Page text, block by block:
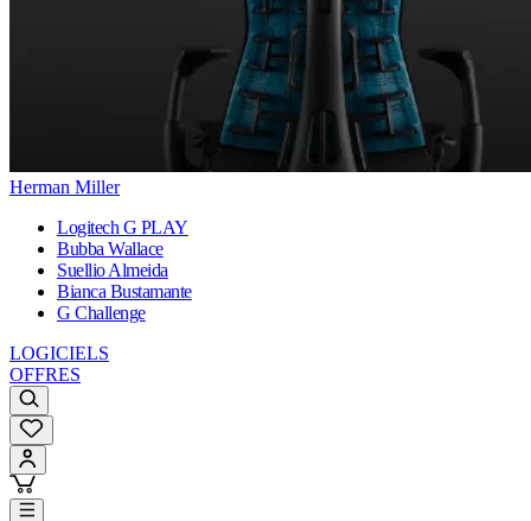
Herman Miller
Logitech G PLAY
Bubba Wallace
Suellio Almeida
Bianca Bustamante
G Challenge
LOGICIELS
OFFRES